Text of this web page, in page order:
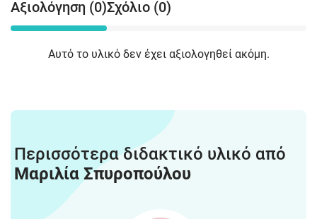
Αξιολόγηση (0)Σχόλιο (0)
Αυτό το υλικό δεν έχει αξιολογηθεί ακόμη.
Περισσότερα διδακτικό υλικό από
Μαριλία Σπυροπούλου